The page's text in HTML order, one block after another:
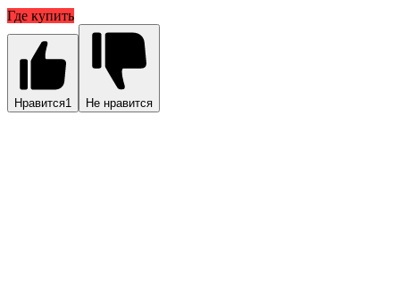
Где купить
Нравится1 Не нравится